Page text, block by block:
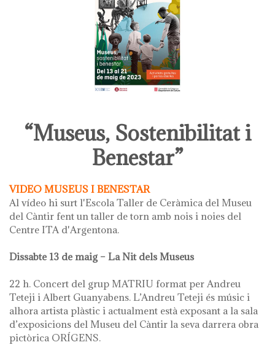
“Museus, Sostenibilitat i
Benestar”
VIDEO MUSEUS I BENESTAR
Al vídeo hi surt l'Escola Taller de Ceràmica del Museu
del Càntir fent un taller de torn amb nois i noies del
Centre ITA d'Argentona.
Dissabte 13 de maig – La Nit dels Museus
22 h. Concert del grup MATRIU format per Andreu
Teteji i Albert Guanyabens. L’Andreu Teteji és músic i
alhora artista plàstic i actualment està exposant a la sala
d’exposicions del Museu del Càntir la seva darrera obra
pictòrica ORÍGENS.